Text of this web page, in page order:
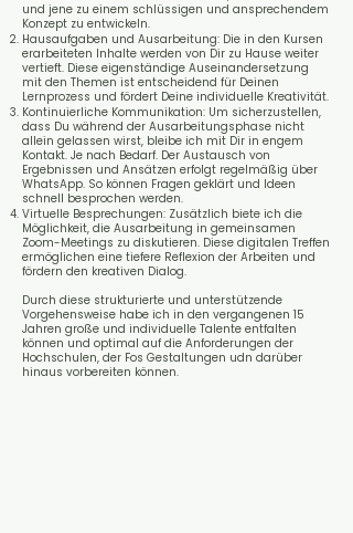
und jene zu einem schlüssigen und ansprechendem
Konzept zu entwickeln.
Hausaufgaben und Ausarbeitung: Die in den Kursen
erarbeiteten Inhalte werden von Dir zu Hause weiter
vertieft. Diese eigenständige Auseinandersetzung
mit den Themen ist entscheidend für Deinen
Lernprozess und fördert Deine individuelle Kreativität.
Kontinuierliche Kommunikation: Um sicherzustellen,
dass Du während der Ausarbeitungsphase nicht
allein gelassen wirst, bleibe ich mit Dir in engem
Kontakt. Je nach Bedarf. Der Austausch von
Ergebnissen und Ansätzen erfolgt regelmäßig über
WhatsApp. So können Fragen geklärt und Ideen
schnell besprochen werden.
Virtuelle Besprechungen: Zusätzlich biete ich die
Möglichkeit, die Ausarbeitung in gemeinsamen
Zoom-Meetings zu diskutieren. Diese digitalen Treffen
ermöglichen eine tiefere Reflexion der Arbeiten und
fördern den kreativen Dialog.
Durch diese strukturierte und unterstützende
Vorgehensweise habe ich in den vergangenen 15
Jahren große und individuelle Talente entfalten
können und optimal auf die Anforderungen der
Hochschulen, der Fos Gestaltungen udn darüber
hinaus vorbereiten können.